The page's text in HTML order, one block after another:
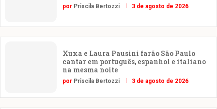
por Priscila Bertozzi 3 de agosto de 2026
Xuxa e Laura Pausini farão São Paulo
cantar em português, espanhol e italiano
na mesma noite
por Priscila Bertozzi 3 de agosto de 2026